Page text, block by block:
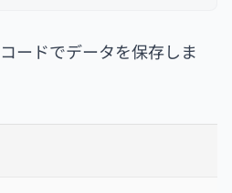
ードでデータを保存しま